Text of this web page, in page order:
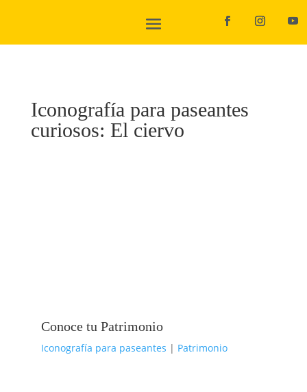
Iconografía para paseantes
curiosos: El ciervo
Conoce tu Patrimonio
Iconografía para paseantes | Patrimonio